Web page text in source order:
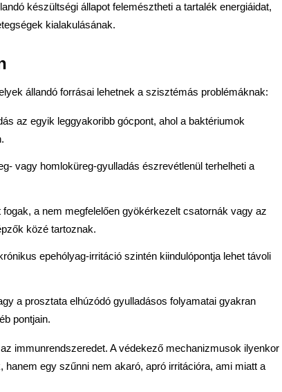
készültségi állapot felemésztheti a tartalék energiáidat,
kialakulásának.
állandó forrásai lehetnek a szisztémás problémáknak:
az egyik leggyakoribb gócpont, ahol a baktériumok
vagy homloküreg-gyulladás észrevétlenül terhelheti a
fogak, a nem megfelelően gyökérkezelt csatornák vagy az
közé tartoznak.
epehólyag-irritáció szintén kiindulópontja lehet távoli
a prosztata elhúzódó gyulladásos folyamatai gyakran
pontjain.
immunrendszeredet. A védekező mechanizmusok ilyenkor
hanem egy szűnni nem akaró, apró irritációra, ami miatt a